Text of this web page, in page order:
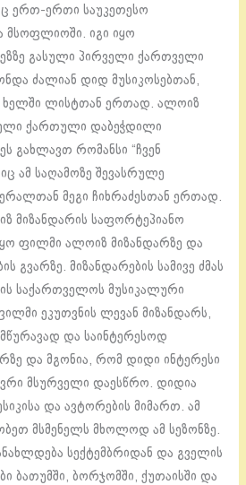
ერთ-ერთი საუკეთესო
მსოფლიოში. იგი იყო
გასული პირველი ქართველი
ძალიან დიდ მუსიკოსებთან,
ხელში ლისტთან ერთად. ალოიზ
ქართული დაბეჭდილი
გახლავთ რომანსი “ჩვენ
ამ საღამოზე შევასრულე
მეგი ჩიხრაძესთან ერთად.
მიზანდარის საფორტეპიანო
იყო ფილმი ალოიზ მიზანდარზე და
გვარზე. მიზანდარების სამივე ძმას
საქართველოს მუსიკალური
ეკუთვნის ლევან მიზანდარს,
და საინტერესოდ
და მგონია, რომ დიდი ინტერესი
მსურველი დაესწრო. დიდია
და ავტორების მიმართ. ამ
მსმენელს მხოლოდ ამ სეზონზე.
სექტემბრიდან და გველის
ბათუმში, ბორჯომში, ქუთაისში და